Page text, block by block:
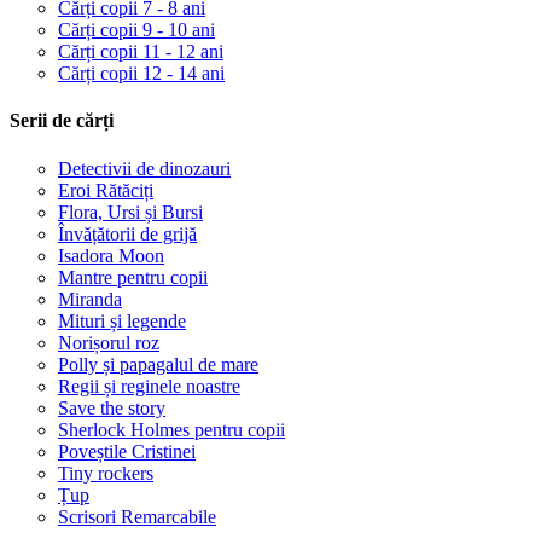
Cărți copii 7 - 8 ani
Cărți copii 9 - 10 ani
Cărți copii 11 - 12 ani
Cărți copii 12 - 14 ani
Serii de cărți
Detectivii de dinozauri
Eroi Rătăciți
Flora, Ursi și Bursi
Învățătorii de grijă
Isadora Moon
Mantre pentru copii
Miranda
Mituri și legende
Norișorul roz
Polly și papagalul de mare
Regii și reginele noastre
Save the story
Sherlock Holmes pentru copii
Poveștile Cristinei
Tiny rockers
Țup
Scrisori Remarcabile